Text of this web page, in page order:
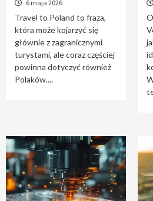
2
Oryginalne części do
dlaczego warto je
Cięcie laserem i
4
Czy sztuczna
geodety w
6 maja 2026
Travel to Poland to fraza,
która może kojarzyć się
głównie z zagranicznymi
turystami, ale coraz częściej
powinna dotyczyć również
Polaków....